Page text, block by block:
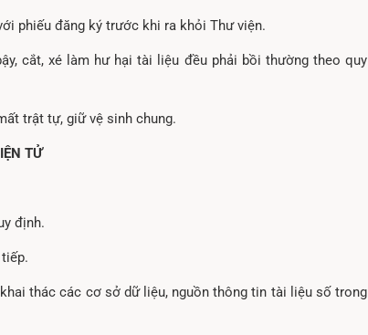
phiếu đăng ký trước khi ra khỏi Thư viện.
cắt, xé làm hư hại tài liệu đều phải bồi thường theo quy
trật tự, giữ vệ sinh chung.
TỬ
định.
thác các cơ sở dữ liệu, nguồn thông tin tài liệu số trong